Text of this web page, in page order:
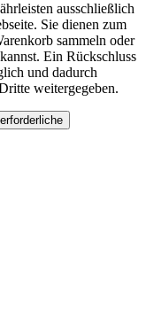
ausschließlich
Sie dienen zum
sammeln oder
Ein Rückschluss
und dadurch
weitergegeben.